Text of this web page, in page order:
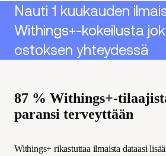
Nauti 1 kuukauden
Withings+-kokeilusta
ostoksen yhteydessä
87 % Withings+-
paransi terveyttään
Withings+ rikastuttaa ilmaista dataasi